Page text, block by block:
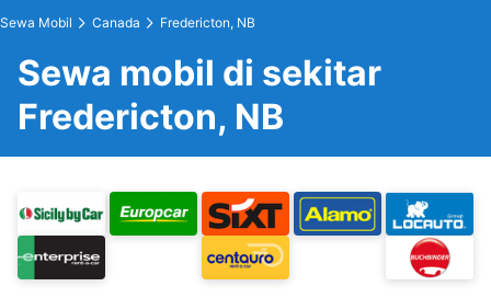
Sewa Mobil Canada Fredericton, NB
Sewa mobil di sekitar
Fredericton, NB